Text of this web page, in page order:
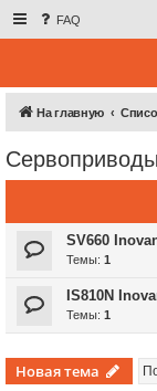
FAQ
На главную
SV660
Темы: 1
IS810N
Темы: 1
Новая тема